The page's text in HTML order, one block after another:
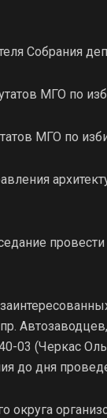
Собрания
МГО по
МГО по
03 (Черкас
до дня
округа